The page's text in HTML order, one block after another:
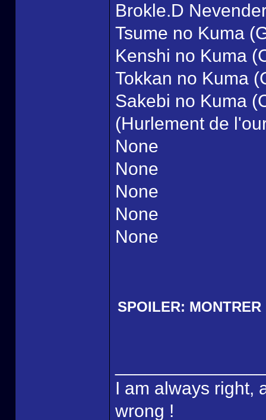
Brokle.D
Tsume no Kuma
Kenshi no Kuma
Tokkan no Kuma
Sakebi no Kuma
(Hurlement de
None
None
None
None
None
SPOILER: MONTRER
I am always right,
wrong !